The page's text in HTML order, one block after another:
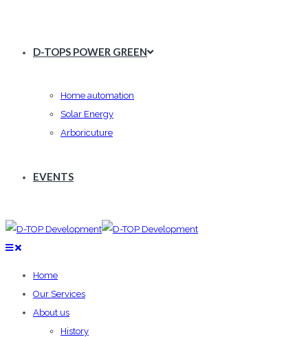
D-TOPS POWER GREEN
Home automation
Solar Energy
Arboricuture
EVENTS
Home
Our Services
About us
History